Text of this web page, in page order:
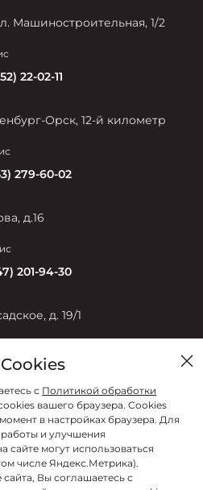
Машиностроительная, 1/2
22-02-11
Орск, 12-й километр
279-60-02
д.16
201-94-30
д. 19/1
228-50-56
с Политикой обработки
вашего браузера. Cookies
в настройках браузера. Для
и улучшения
сайте могут использоваться
числе Яндекс.Метрика).
Вы соглашаетесь с